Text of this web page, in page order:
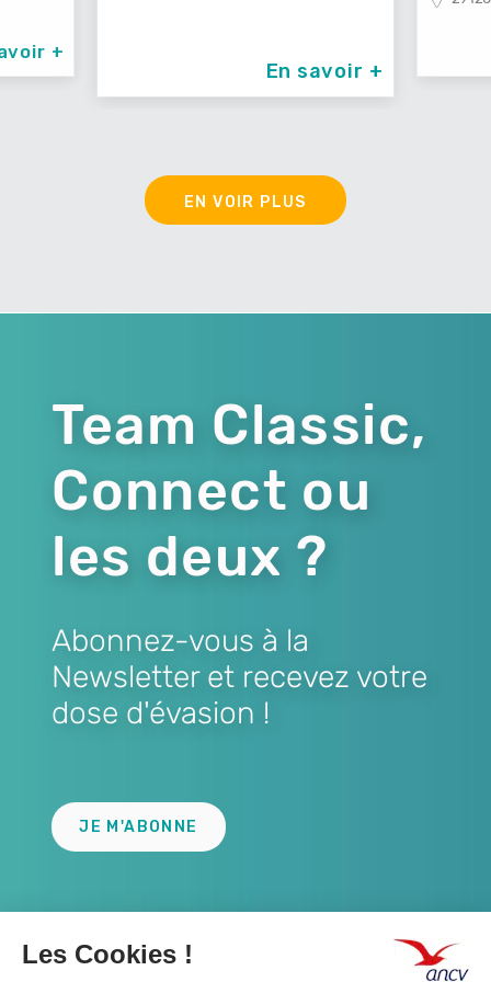
EN VOIR PLUS
Team Classic,
Connect ou
les deux ?
Abonnez-vous à la
Newsletter et recevez votre
dose d'évasion !
JE M'ABONNE